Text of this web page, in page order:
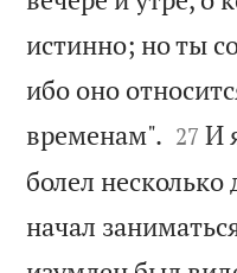
истинно; но ты
ибо оно
временам". 

27 И
болел
начал